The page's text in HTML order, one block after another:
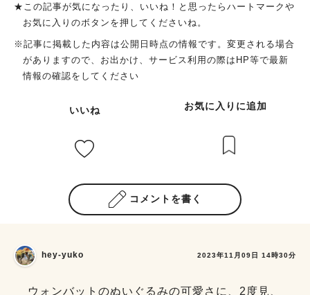
★この記事が気になったり、いいね！と思ったらハートマークや
お気に入りのボタンを押してくださいね。
※記事に掲載した内容は公開日時点の情報です。変更される場合
がありますので、お出かけ、サービス利用の際はHP等で最新
情報の確認をしてください
いいね お気に入りに追加
コメントを書く
hey-yuko 2023年11月09日 14時30分
ウォンバットのぬいぐるみの可愛さに、2度見、